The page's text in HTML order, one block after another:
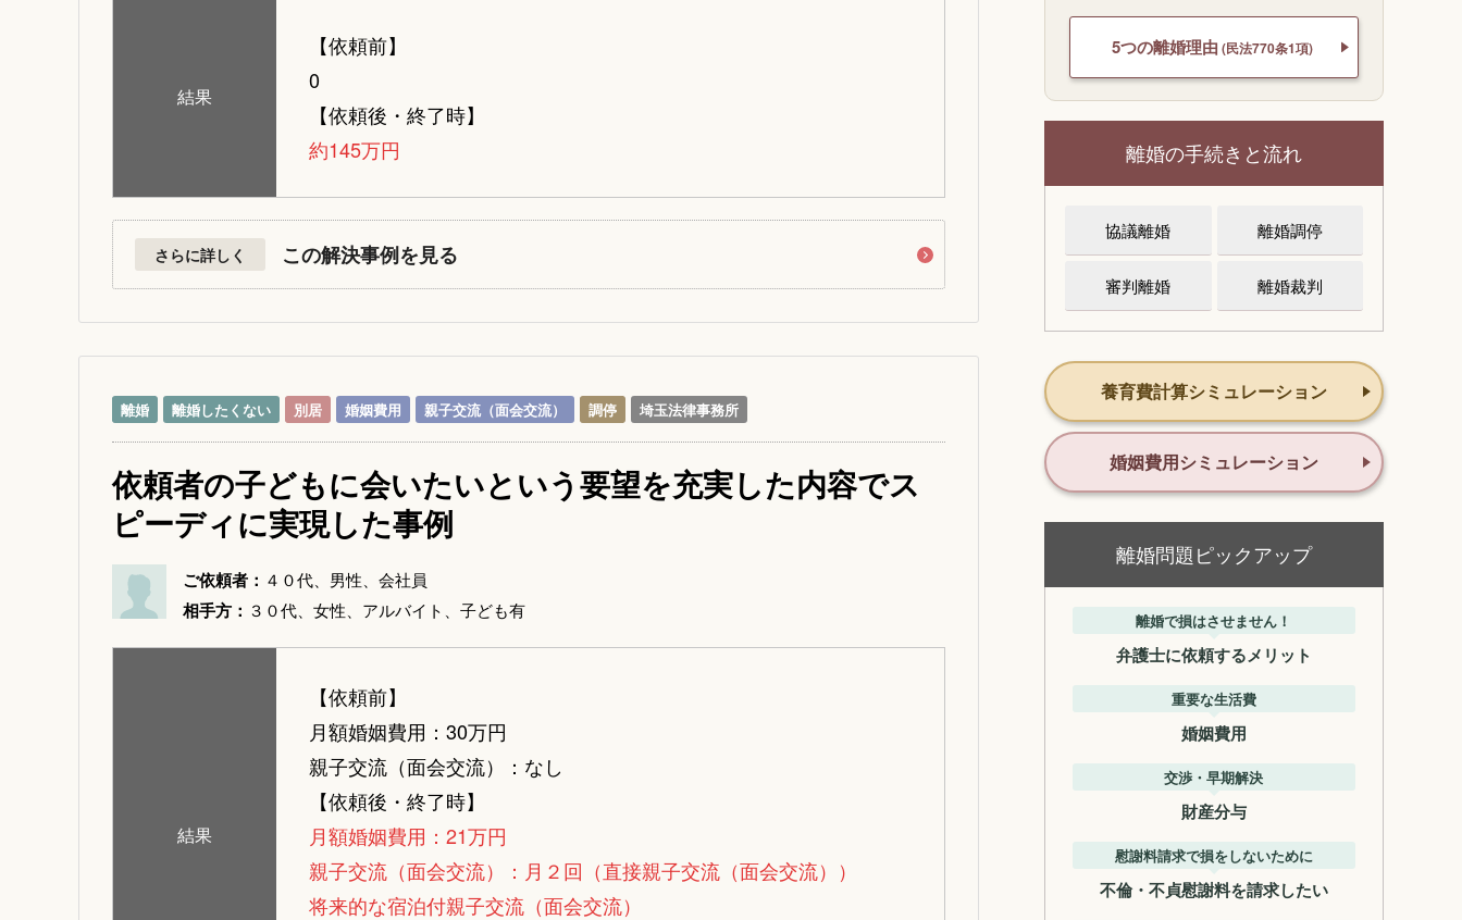
結果
【依頼前】
0
【依頼後・終了時】
約145万円
さらに詳しく この解決事例を見る
離婚 離婚したくない 別居 婚姻費用 親子交流（面会交流） 調停 埼玉法律事務所
依頼者の子どもに会いたいという要望を充実した内容でス
ピーディに実現した事例
ご依頼者： ４０代、男性、会社員
相手方： ３０代、女性、アルバイト、子ども有
結果
【依頼前】
月額婚姻費用：30万円
親子交流（面会交流）：なし
【依頼後・終了時】
月額婚姻費用：21万円
親子交流（面会交流）：月２回（直接親子交流（面会交流））
将来的な宿泊付親子交流（面会交流）
5つの離婚理由 (民法770条1項)
離婚の手続きと流れ
協議離婚 離婚調停
審判離婚 離婚裁判
養育費計算シミュレーション
婚姻費用シミュレーション
離婚問題ピックアップ
離婚で損はさせません！
弁護士に依頼するメリット
重要な生活費
婚姻費用
交渉・早期解決
財産分与
慰謝料請求で損をしないために
不倫・不貞慰謝料を請求したい